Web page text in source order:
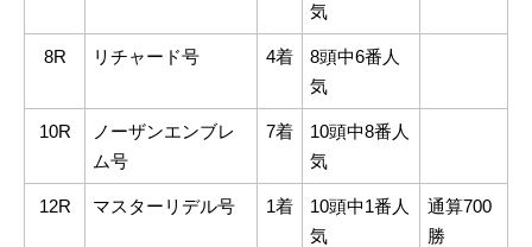
気
8R リチャード号 4着 8頭中6番人
気
10R
ノーザンエンブレ
ム号
7着 10頭中8番人
気
12R マスターリデル号 1着 10頭中1番人
気
通算700
勝